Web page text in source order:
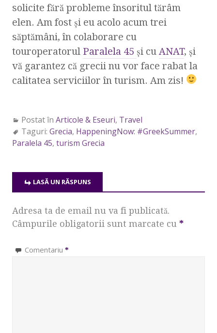
solicite fără probleme însoritul tărâm
elen. Am fost şi eu acolo acum trei
săptămâni, în colaborare cu
touroperatorul Paralela 45 şi cu ANAT, şi
vă garantez că grecii nu vor face rabat la
calitatea serviciilor în turism. Am zis!
Postat în Articole & Eseuri, Travel
Taguri: Grecia, HappeningNow: #GreekSummer,
Paralela 45, turism Grecia
LASĂ UN RĂSPUNS
Adresa ta de email nu va fi publicată.
Câmpurile obligatorii sunt marcate cu *
Comentariu *